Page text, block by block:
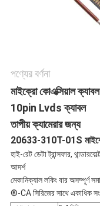
গোপনীয়তা
নীতি
পণ্যের বর্ণনা
মাইক্রো কোএক্সিয়াল
10pin Lvds ক্যাবল
তাপীয় ক্যামেরার জন্য
20633-310T-01S
হাই-রেট ডেটা ট্রান্সফার,
আদর্শ
মেকানিক্যাল লকিং বার অসম্পূর্ণ
®-CA সিরিজের সাথে একাধিক